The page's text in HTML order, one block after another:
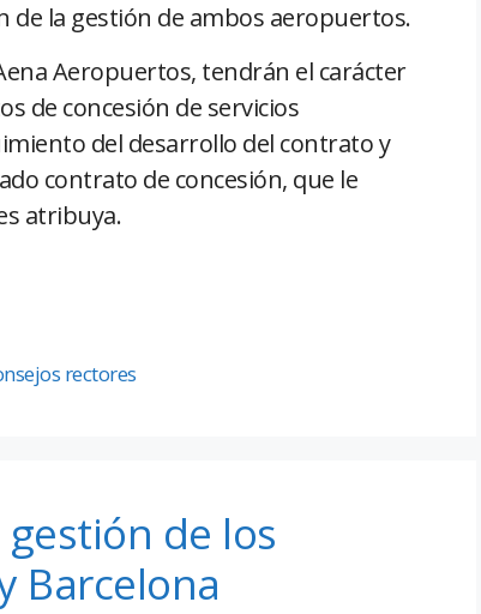
de la gestión de ambos aeropuertos.
Aeropuertos, tendrán el carácter
de concesión de servicios
del desarrollo del contrato y
contrato de concesión, que le
atribuya.
rectores
de los
Barcelona